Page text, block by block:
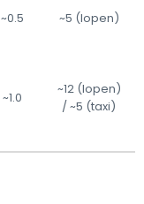
~0.5 ~5 (lopen)
~1.0
~12 (lopen)
/ ~5 (taxi)